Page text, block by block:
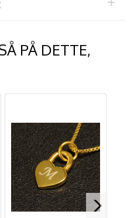
PÅ DETTE,